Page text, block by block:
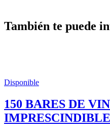
También te puede
Disponible
150 BARES DE